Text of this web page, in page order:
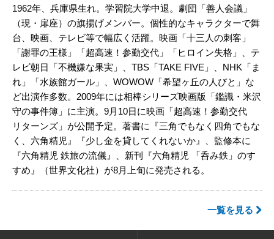
1962年、兵庫県生れ。学習院大学中退。劇団「善人会議」
（現・扉座）の旗揚げメンバー。個性的なキャラクターで舞
台、映画、テレビ等で幅広く活躍。映画「十三人の刺客」
「謝罪の王様」「超高速！参勤交代」「ヒロイン失格」、テ
レビ朝日「不機嫌な果実」、TBS「TAKE FIVE」、NHK「ま
れ」「水族館ガール」、WOWOW「希望ヶ丘の人びと」な
ど出演作多数。2009年には相棒シリーズ映画版「鑑識・米沢
守の事件簿」に主演。9月10日に映画「超高速！参勤交代
リターンズ」が公開予定。著書に『三角でもなく四角でもな
く、六角精児』『少し金を貸してくれないか』、監修本に
『六角精児 鉄旅の流儀』、新刊『六角精児 「呑み鉄」のす
すめ』（世界文化社）が8月上旬に発売される。
一覧を見る